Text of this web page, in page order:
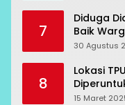
7
Diduga
Baik
Oknum
30 Agustus
8
Lokasi
15 Maret